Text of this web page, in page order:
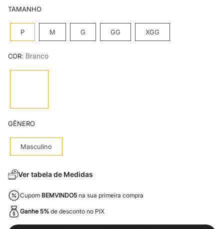
TAMANHO
P M G GG XGG
COR: Branco
GÊNERO
Masculino
Ver tabela de Medidas
Cupom BEMVINDO5 na sua primeira compra
Ganhe 5% de desconto no PIX
8º
camiseta
9º
mr kitsch
10º jaqueta masculina